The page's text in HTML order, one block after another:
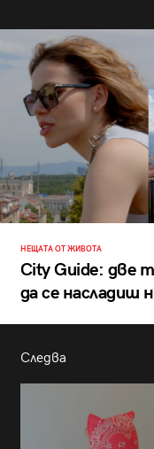
НЕЩАТА ОТ ЖИВОТА
City Guide: две
да се насладиш
Следва